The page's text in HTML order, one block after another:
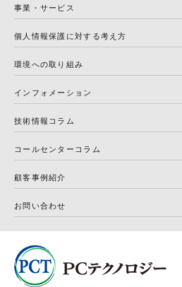
事業・サービス
個人情報保護に対する考え方
環境への取り組み
インフォメーション
技術情報コラム
コールセンターコラム
顧客事例紹介
お問い合わせ